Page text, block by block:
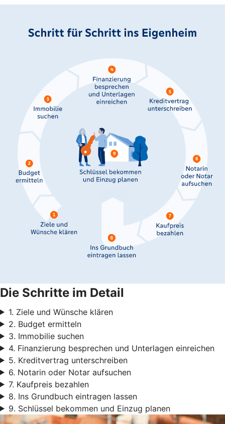
Die Schritte im Detail
1. Ziele und Wünsche klären
2. Budget ermitteln
3. Immobilie suchen
4. Finanzierung besprechen und Unterlagen einreichen
5. Kreditvertrag unterschreiben
6. Notarin oder Notar aufsuchen
7. Kaufpreis bezahlen
8. Ins Grundbuch eintragen lassen
9. Schlüssel bekommen und Einzug planen